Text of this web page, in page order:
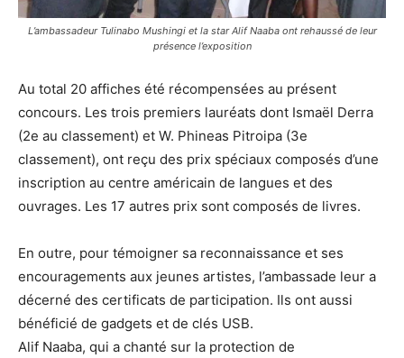
L’ambassadeur Tulinabo Mushingi et la star Alif Naaba ont rehaussé de leur
présence l’exposition
Au total 20 affiches été récompensées au présent
concours. Les trois premiers lauréats dont Ismaël Derra
(2e au classement) et W. Phineas Pitroipa (3e
classement), ont reçu des prix spéciaux composés d’une
inscription au centre américain de langues et des
ouvrages. Les 17 autres prix sont composés de livres.
En outre, pour témoigner sa reconnaissance et ses
encouragements aux jeunes artistes, l’ambassade leur a
décerné des certificats de participation. Ils ont aussi
bénéficié de gadgets et de clés USB.
Alif Naaba, qui a chanté sur la protection de